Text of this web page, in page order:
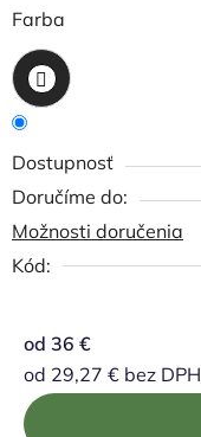
Farba
Dostupnosť
Možnosti doručenia
Kód:
od 36 €
od 29,27 € bez DPH
Jednotková cena: